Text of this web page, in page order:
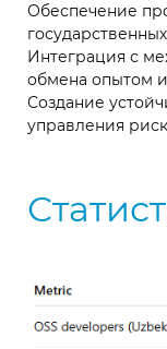
Обеспечение
Интеграция с
обмена опытом
Создание
управления